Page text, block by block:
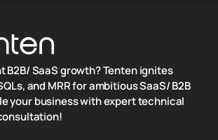
B2B/ SaaS growth? Tenten ignites
and MRR for ambitious SaaS/ B2B
your business with expert technical